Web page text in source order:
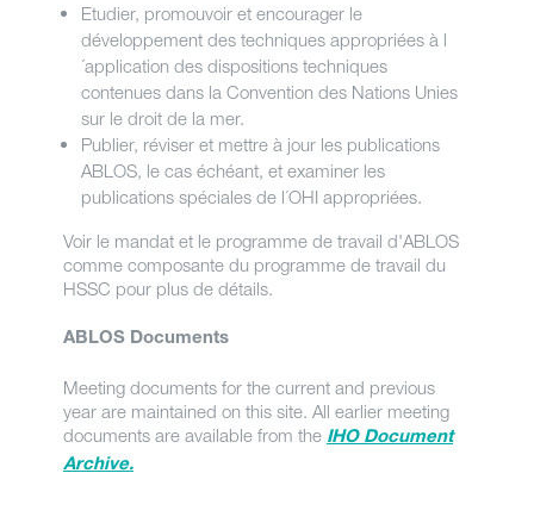
Etudier, promouvoir et encourager le
développement des techniques appropriées à l
´application des dispositions techniques
contenues dans la Convention des Nations Unies
sur le droit de la mer.
Publier, réviser et mettre à jour les publications
ABLOS, le cas échéant, et examiner les
publications spéciales de l´OHI appropriées.
Voir le mandat et le programme de travail d'ABLOS
comme composante du programme de travail du
HSSC pour plus de détails.
ABLOS Documents
Meeting documents for the current and previous
year are maintained on this site. All earlier meeting
documents are available from the IHO Document
Archive.